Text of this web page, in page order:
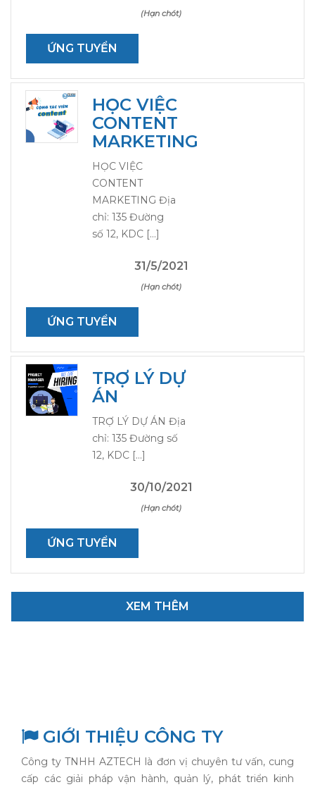
(Hạn chót)
ỨNG TUYỂN
HỌC VIỆC
CONTENT
MARKETING
HỌC VIỆC
CONTENT
MARKETING Địa
chỉ: 135 Đường
số 12, KDC […]
31/5/2021
(Hạn chót)
ỨNG TUYỂN
TRỢ LÝ DỰ
ÁN
TRỢ LÝ DỰ ÁN Địa
chỉ: 135 Đường số
12, KDC […]
30/10/2021
(Hạn chót)
ỨNG TUYỂN
XEM THÊM
GIỚI THIỆU CÔNG TY
Công ty TNHH AZTECH là đơn vị chuyên tư vấn, cung
cấp các giải pháp vận hành, quản lý, phát triển kinh